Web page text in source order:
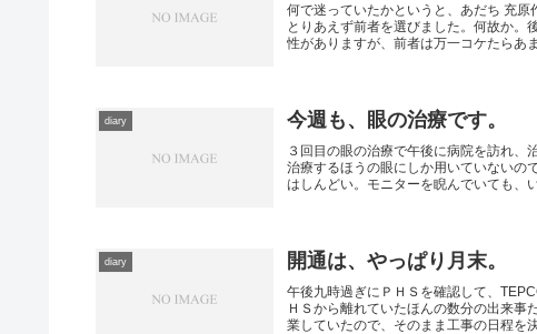
何で迷っていたかというと、あだち 充
とりあえず前者を選びました。何故か。
性がありますが、前者は万一コケたらあ
diary 今週も、眼の治療です。
３回目の眼の治療で午後に病院を訪れ
治療するほうの眼にしか用いていないの
はしんどい。モニターを睨んでいても、
diary 開通は、やっぱり月末。
午後九時過ぎにＰＨＳを確認して、
ＨＳから離れていたほんの数分の出来
業していたので、そのまま工事の日程を